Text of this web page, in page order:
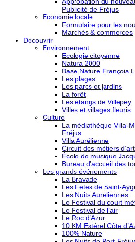
Publicité de Fréjus
Economie locale
Formulaire pour les
Marchés & commerces
Découvrir
Environnement
Ecologie citoyenne
Natura 2000
Base Nature François
Les plages
Les parcs et jardins
La forêt
Les étangs de Villepey
Villes et villages fleuris
Culture
La médiathèque Villa-
Fréjus
Villa Aurélienne
Circuit des métiers d’art
École de musique
Bureau d’accueil des
Les grands événements
La Bravade
Les Fêtes de Saint-
Les Nuits Auréliennes
Le Festival du court
Le Festival de l’air
Le Roc d’Azur
10 KM Estérel Côte
100% Nature